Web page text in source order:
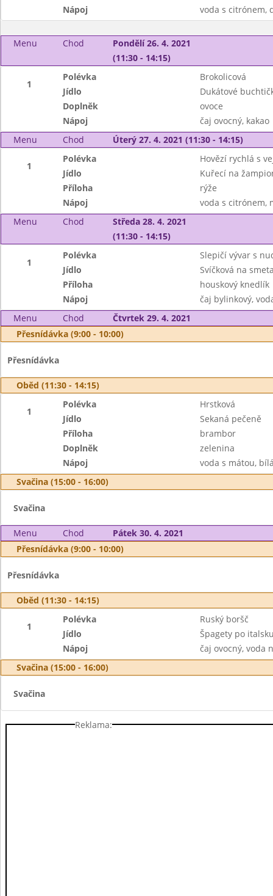
Nápoj
voda s citrónem,
Menu Chod
Pondělí 26. 4. 2021
(11:30 - 14:15)
1
Polévka
Brokolicová
Jídlo
Dukátové
Doplněk
ovoce
Nápoj
čaj ovocný, kakao
Menu
Chod Úterý 27. 4. 2021 (11:30 - 14:15)
1
Polévka
Hovězí rychlá s
Jídlo
Kuřecí na
Příloha
rýže
Nápoj
voda s citrónem,
Menu
Chod
Středa 28. 4. 2021
(11:30 - 14:15)
1
Polévka
Slepičí vývar s
Jídlo
Svíčková na
Příloha
houskový knedlík
Nápoj
čaj bylinkový,
Menu
Chod
Čtvrtek 29. 4. 2021
Přesnídávka (9:00 - 10:00)
Přesnídávka
Oběd (11:30 - 14:15)
1
Polévka
Hrstková
Jídlo
Sekaná pečeně
Příloha
brambor
Doplněk
zelenina
Nápoj
voda s mátou,
Svačina (15:00 - 16:00)
Svačina
Menu Chod
Pátek 30. 4. 2021
Přesnídávka (9:00 - 10:00)
Přesnídávka
Oběd (11:30 - 14:15)
1
Polévka
Ruský boršč
Jídlo
Špagety po
Nápoj
čaj ovocný, voda
Svačina (15:00 - 16:00)
Svačina
Reklama: